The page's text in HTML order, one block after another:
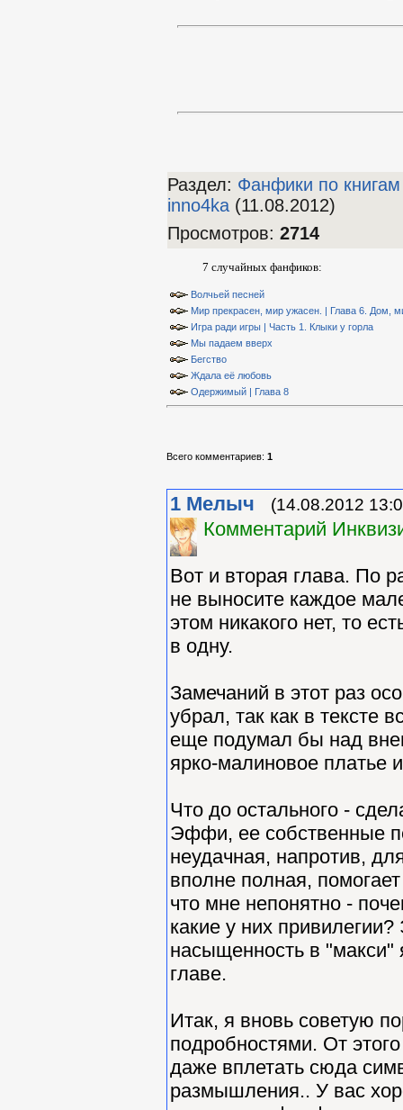
Раздел: Фанфики по книгам
inno4ka (11.08.2012)
Просмотров: 2714
7 случайных фанфиков:
Волчьей песней
Мир прекрасен, мир ужасен. | Глава 6. Дом,
Игра ради игры | Часть 1. Клыки у горла
Мы падаем вверх
Бегство
Ждала её любовь
Одержимый | Глава 8
Всего комментариев: 1
1 Мелыч (14.08.2012
Комментарий
Вот и вторая глава. По
не выносите каждое
этом никакого нет, то
в одну.
Замечаний в этот раз
убрал, так как в тексте
еще подумал бы над
ярко-малиновое платье
Что до остального -
Эффи, ее собственные
неудачная, напротив,
вполне полная,
что мне непонятно -
какие у них
насыщенность в
главе.
Итак, я вновь советую
подробностями. От
даже вплетать сюда
размышления.. У вас